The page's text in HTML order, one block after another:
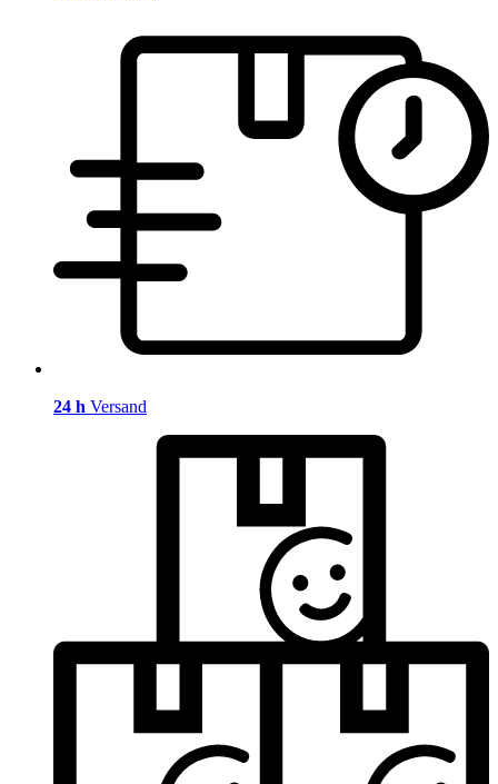
24 h Versand